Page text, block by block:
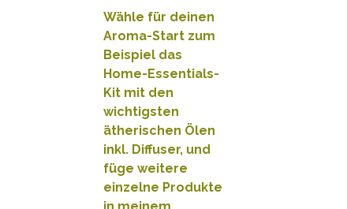
Wähle für deinen
Aroma-Start zum
Beispiel das
Home-Essentials-
Kit mit den
wichtigsten
ätherischen Ölen
inkl. Diffuser, und
füge weitere
einzelne Produkte